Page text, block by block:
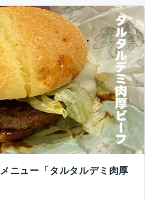
ニュー「タルタルデミ肉厚